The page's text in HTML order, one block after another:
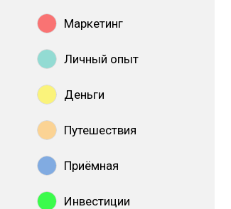
Маркетинг
Личный опыт
Деньги
Путешествия
Приёмная
Инвестиции